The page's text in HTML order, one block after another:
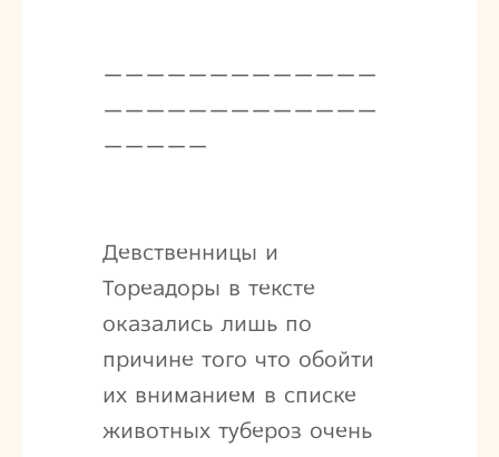
—————————————
—————————————
—————
Девственницы и
Тореадоры в тексте
оказались лишь по
причине того что обойти
их вниманием в списке
животных тубероз очень